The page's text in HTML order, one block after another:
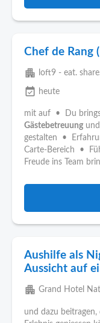
Chef de Rang
apartment loft9 - eat.
event_available heute
mit auf • Du
Gästebetreuung
gestalten •
Carte-Bereich •
Freude ins Team
Aushilfe als
Aussicht auf
apartment Grand Hotel
und dazu beitragen,